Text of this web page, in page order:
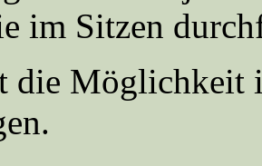
im Sitzen
die Möglichkeit